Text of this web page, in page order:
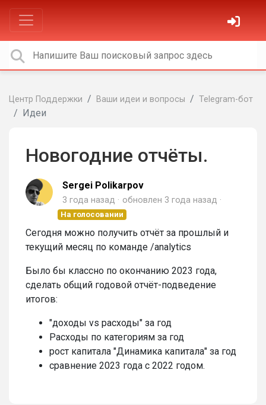
Центр Поддержки Ваши идеи и вопросы Telegram-бот
Идеи
Новогодние отчёты.
Sergei Polikarpov
3 года назад обновлен 3 года назад
На голосовании
Сегодня можно получить отчёт за прошлый и
текущий месяц по команде /analytics
Было бы классно по окончанию 2023 года,
сделать общий годовой отчёт-подведение
итогов:
"доходы vs расходы" за год
Расходы по категориям за год
рост капитала "Динамика капитала" за год
сравнение 2023 года с 2022 годом.